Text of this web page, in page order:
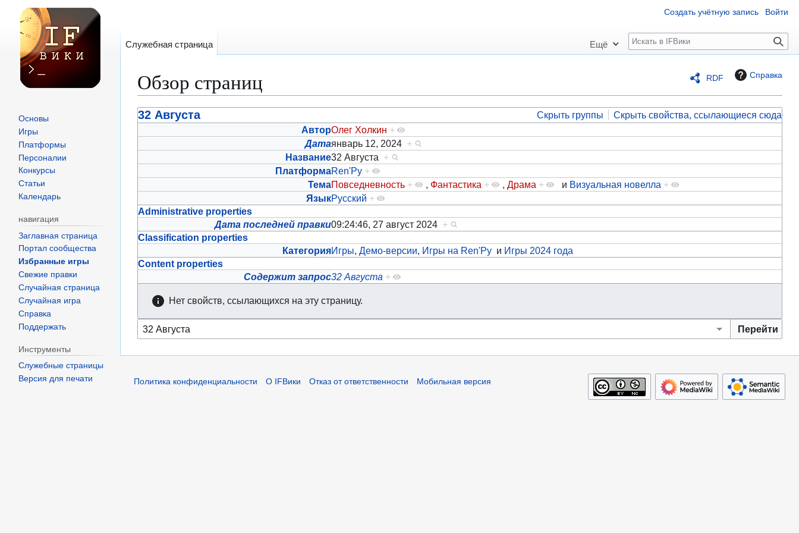
RDF Справка
Обзор страниц
Перейти
Перейти
32 Августа Скрыть группы
Скрыть свойства, ссылающиеся сюда
АвторОлег Холкин +
Датаянварь 12, 2024 +
Название32 Августа +
ПлатформаRen'Py +
ТемаПовседневность + , Фантастика + , Драма + и Визуальная новелла +
ЯзыкРусский +
Administrative properties
Дата последней правки09:24:46, 27 август 2024 +
Classification properties
КатегорияИгры, Демо-версии, Игры на Ren'Py и Игры 2024 года
Content properties
Содержит запрос32 Августа +
Нет свойств, ссылающихся на эту страницу.
Создать учётную запись Войти
Служебная страница Ещё
П
о
к
Основы
Игры
Платформы
Персоналии
Конкурсы
Статьи
Календарь
навигация
Заглавная страница
Портал сообщества
Избранные игры
Свежие правки
Случайная страница
Случайная игра
Справка
Поддержать
Инструменты
Служебные страницы
Версия для печати
Политика конфиденциальности О IFВики Отказ от ответственности Мобильная версия